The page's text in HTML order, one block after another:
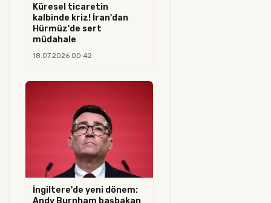
Küresel ticaretin
kalbinde kriz! İran'dan
Hürmüz'de sert
müdahale
18.07.2026 00:42
İngiltere'de yeni dönem:
Andy Burnham başbakan